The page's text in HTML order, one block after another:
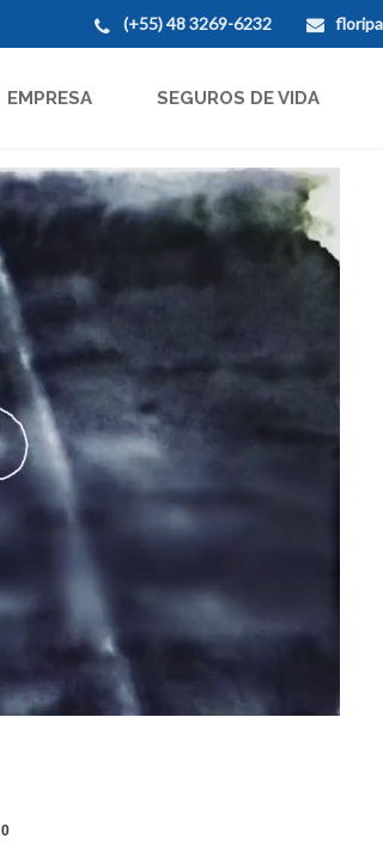
(+55) 48 3269-6232
EMPRESA SEGUROS DE VIDA
0